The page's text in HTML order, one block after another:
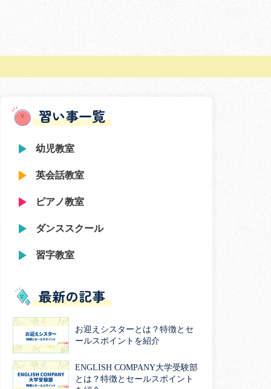
習い事一覧
幼児教室
英会話教室
ピアノ教室
ダンススクール
習字教室
最新の記事
お迎えシスターとは？特徴とセ
ールスポイントを紹介
ENGLISH COMPANY大学受験部
とは？特徴とセールスポイント